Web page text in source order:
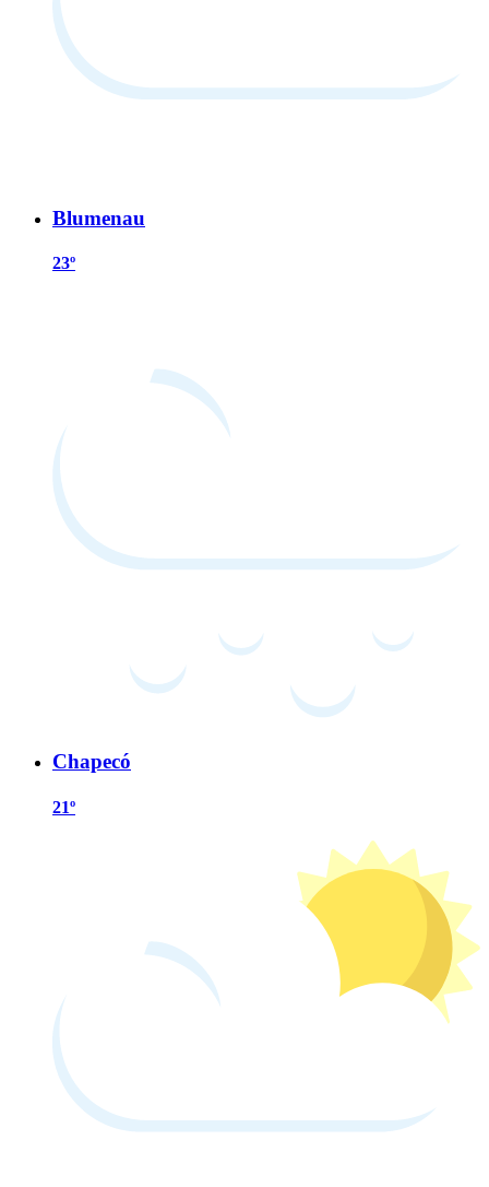
Blumenau
23º
Chapecó
21º